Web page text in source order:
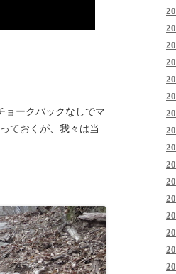
ョークバックなしでマ
ておくが、我々は当